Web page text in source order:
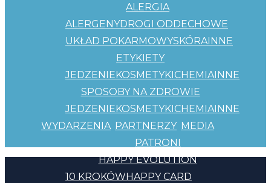
ALERGIA
ALERGENYDROGI ODDECHOWE
UKŁAD POKARMOWYSKÓRAINNE
ETYKIETY
JEDZENIEKOSMETYKICHEMIAINNE
SPOSOBY NA ZDROWIE
JEDZENIEKOSMETYKICHEMIAINNE
WYDARZENIA PARTNERZY
PATRONI
MEDIA
HAPPY EVOLUTION
10 KROKÓWHAPPY CARD